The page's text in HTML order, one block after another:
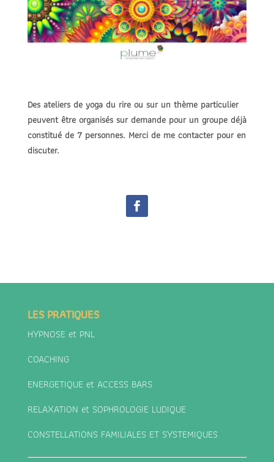
Des ateliers de yoga du rire ou sur un thème particulier
peuvent être organisés sur demande pour un groupe déjà
constitué de 7 personnes. Merci de me contacter pour en
discuter.
LES PRATIQUES
HYPNOSE et PNL
COACHING
ENERGETIQUE et ACCESS BARS
RELAXATION et SOPHROLOGIE LUDIQUE
CONSTELLATIONS FAMILIALES ET SYSTEMIQUES